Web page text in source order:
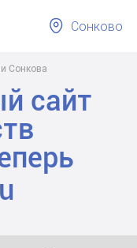
Сонкова
Сонково
сайт